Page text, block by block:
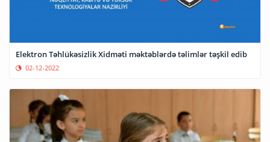
Elektron Təhlükəsizlik Xidməti məktəblərdə təlimlər təşkil edib
02-12-2022